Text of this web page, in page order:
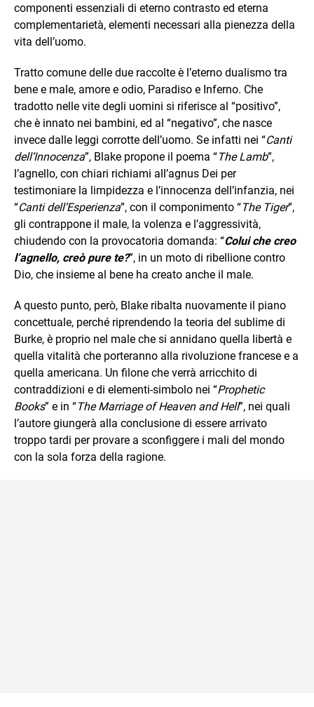
componenti essenziali di eterno contrasto ed eterna
complementarietà, elementi necessari alla pienezza della
vita dell’uomo.
Tratto comune delle due raccolte è l’eterno dualismo tra
bene e male, amore e odio, Paradiso e Inferno. Che
tradotto nelle vite degli uomini si riferisce al “positivo”,
che è innato nei bambini, ed al “negativo”, che nasce
invece dalle leggi corrotte dell’uomo. Se infatti nei “Canti
dell’Innocenza”, Blake propone il poema “The Lamb”,
l’agnello, con chiari richiami all’agnus Dei per
testimoniare la limpidezza e l’innocenza dell’infanzia, nei
“Canti dell’Esperienza”, con il componimento “The Tiger”,
gli contrappone il male, la volenza e l’aggressività,
chiudendo con la provocatoria domanda: “Colui che creo
l’agnello, creò pure te?”, in un moto di ribellione contro
Dio, che insieme al bene ha creato anche il male.
A questo punto, però, Blake ribalta nuovamente il piano
concettuale, perché riprendendo la teoria del sublime di
Burke, è proprio nel male che si annidano quella libertà e
quella vitalità che porteranno alla rivoluzione francese e a
quella americana. Un filone che verrà arricchito di
contraddizioni e di elementi-simbolo nei “Prophetic
Books” e in “The Marriage of Heaven and Hell”, nei quali
l’autore giungerà alla conclusione di essere arrivato
troppo tardi per provare a sconfiggere i mali del mondo
con la sola forza della ragione.